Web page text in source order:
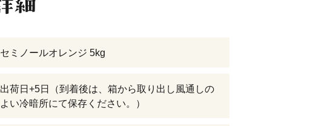
セミノールオレンジ 5kg
出荷日+5日（到着後は、箱から取り出し風通しの
よい冷暗所にて保存ください。）